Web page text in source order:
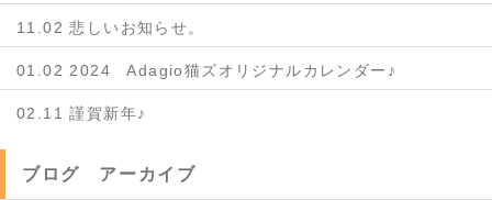
11.02 悲しいお知らせ。
01.02 2024 Adagio猫ズオリジナルカレンダー♪
02.11 謹賀新年♪
ブログ アーカイブ